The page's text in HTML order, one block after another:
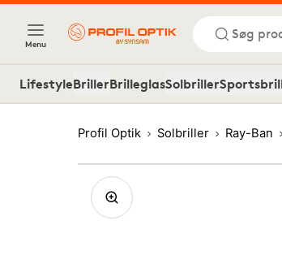
Menu
Søg
LifestyleBrillerBrilleglasSolbriller
Profil Optik Solbriller Ray-Ban